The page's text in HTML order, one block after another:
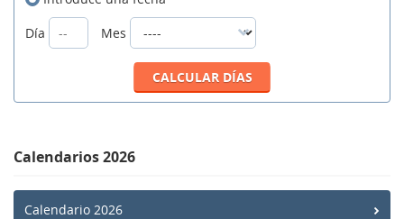
Día
Mes
Calendarios 2026
Calendario 2026